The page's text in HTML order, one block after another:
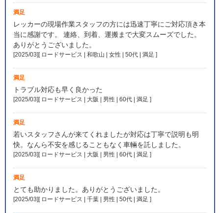
満足
レッカーの現場作業スタッフの方には迅速丁寧にご対応頂き本
当に感謝です。 連絡、到着、運搬まで大変スムーズでした。
ありがとうございました。
[2025/03][ ロードサービス | 和歌山 | 女性 | 50代 | 満足 ]
満足
トラブル対応も早く良かった
[2025/03][ ロードサービス | 大阪 | 男性 | 60代 | 満足 ]
満足
若いスタッフさんが来てくれましたが対応は丁寧で説明も明
快。なんら不安を感じることもなく車輛を託しました。
[2025/03][ ロードサービス | 大阪 | 男性 | 60代 | 満足 ]
満足
とても助かりました。ありがとうございました。
[2025/03][ ロードサービス | 千葉 | 男性 | 50代 | 満足 ]